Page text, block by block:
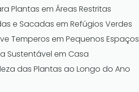
Plantas em Áreas Restritas
e Sacadas em Refúgios Verdes
Temperos em Pequenos Espaços
Sustentável em Casa
das Plantas ao Longo do Ano